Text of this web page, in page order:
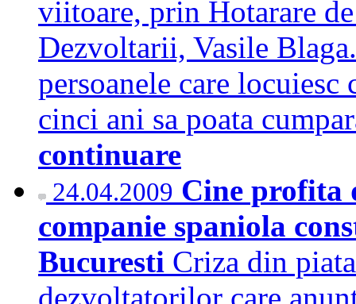
viitoare, prin Hotarare
Dezvoltarii, Vasile
persoanele care
cinci ani sa poata
continuare
24.04.2009 Cine profita
companie spaniola
Bucuresti Criza din